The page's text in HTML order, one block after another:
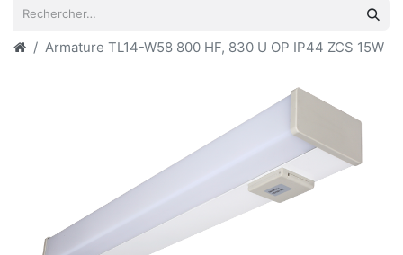
Armature TL14-W58 800 HF, 830 U OP IP44 ZCS 15W